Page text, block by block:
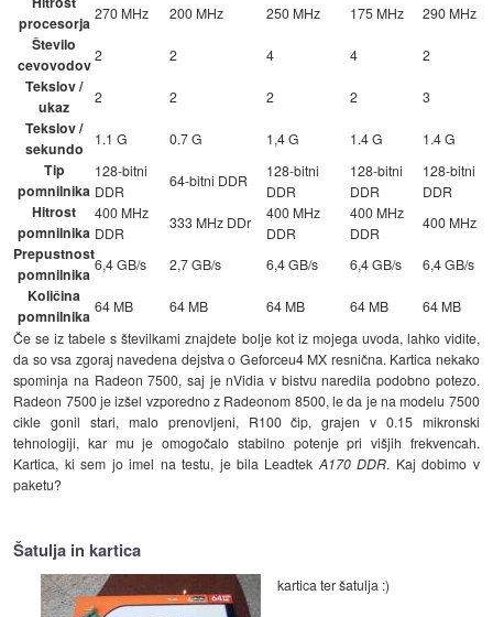
procesorja
270 MHz 200 MHz 250 MHz 175 MHz 290 MHz
Število
cevovodov
2 2 4 4 2
Tekslov /
ukaz
2 2 2 2 3
Tekslov /
sekundo
1.1 G 0.7 G 1,4 G 1.4 G 1.4 G
Tip
pomnilnika
128-bitni
DDR
64-bitni DDR
128-bitni
DDR
128-bitni
DDR
128-bitni
DDR
Hitrost
pomnilnika
400 MHz
DDR
333 MHz DDr
400 MHz
DDR
400 MHz
DDR
400 MHz
Prepustnost
pomnilnika
6,4 GB/s 2,7 GB/s 6,4 GB/s 6,4 GB/s 6,4 GB/s
Količina
pomnilnika
64 MB 64 MB 64 MB 64 MB
64 MB
Če se iz tabele s številkami znajdete bolje kot iz mojega uvoda, lahko vidite,
da so vsa zgoraj navedena dejstva o Geforceu4 MX resnična. Kartica nekako
spominja na Radeon 7500, saj je nVidia v bistvu naredila podobno potezo.
Radeon 7500 je izšel vzporedno z Radeonom 8500, le da je na modelu 7500
cikle gonil stari, malo prenovljeni, R100 čip, grajen v 0.15 mikronski
tehnologiji, kar mu je omogočalo stabilno potenje pri višjih frekvencah.
Kartica, ki sem jo imel na testu, je bila Leadtek A170 DDR. Kaj dobimo v
paketu?
Šatulja in kartica
kartica ter šatulja :)